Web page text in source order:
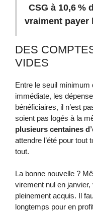
CSG à 10,6 %
vraiment payer
DES
VIDES
Entre le seuil minimum
immédiate, les
bénéficiaires, il n’est
soient pas logés à la
plusieurs centaines
attendre l’été pour
tout.
La bonne nouvelle ?
virement nul en
pleinement acquis. Il
longtemps pour en